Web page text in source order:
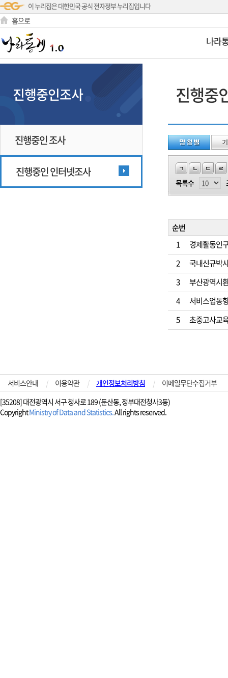
이 누리집은 대한민국 공식 전자정부 누리집입니다
홈으로
나라
진행중인조사
진행중인 조사
진행중인 인터넷조사
진행중
목록수
순번
1
경제활동인
2
국내신규박
3
부산광역시
4
서비스업동
5
초중고사교
서비스안내 | 이용약관 | 개인정보처리방침 |
이메일무단수집거부
[35208] 대전광역시 서구 청사로 189 (둔산동, 정부대전청사3동)
CopyrightMinistry of Data and Statistics.All rights reserved.